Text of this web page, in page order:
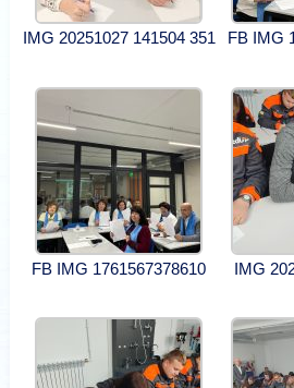
IMG 20251027 141504 351 FB IMG
FB IMG 1761567378610 IMG